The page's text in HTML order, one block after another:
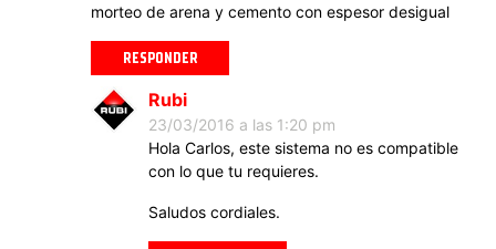
morteo de arena y cemento con espesor desigual
RESPONDER
Rubi
23/03/2016 a las 1:20 pm
Hola Carlos, este sistema no es compatible
con lo que tu requieres.
Saludos cordiales.